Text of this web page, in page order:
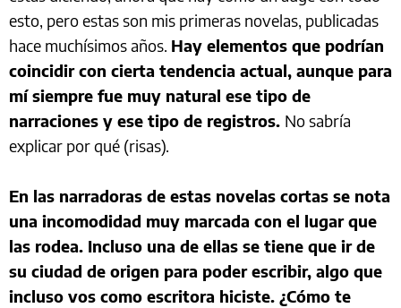
esto, pero estas son mis primeras novelas, publicadas
hace muchísimos años. Hay elementos que podrían
coincidir con cierta tendencia actual, aunque para
mí siempre fue muy natural ese tipo de
narraciones y ese tipo de registros. No sabría
explicar por qué (risas).
En las narradoras de estas novelas cortas se nota
una incomodidad muy marcada con el lugar que
las rodea. Incluso una de ellas se tiene que ir de
su ciudad de origen para poder escribir, algo que
incluso vos como escritora hiciste. ¿Cómo te